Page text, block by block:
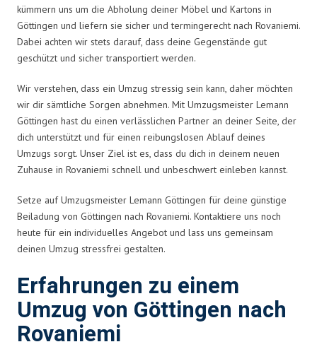
kümmern uns um die Abholung deiner Möbel und Kartons in
Göttingen und liefern sie sicher und termingerecht nach Rovaniemi.
Dabei achten wir stets darauf, dass deine Gegenstände gut
geschützt und sicher transportiert werden.
Wir verstehen, dass ein Umzug stressig sein kann, daher möchten
wir dir sämtliche Sorgen abnehmen. Mit Umzugsmeister Lemann
Göttingen hast du einen verlässlichen Partner an deiner Seite, der
dich unterstützt und für einen reibungslosen Ablauf deines
Umzugs sorgt. Unser Ziel ist es, dass du dich in deinem neuen
Zuhause in Rovaniemi schnell und unbeschwert einleben kannst.
Setze auf Umzugsmeister Lemann Göttingen für deine günstige
Beiladung von Göttingen nach Rovaniemi. Kontaktiere uns noch
heute für ein individuelles Angebot und lass uns gemeinsam
deinen Umzug stressfrei gestalten.
Erfahrungen zu einem
Umzug von Göttingen nach
Rovaniemi